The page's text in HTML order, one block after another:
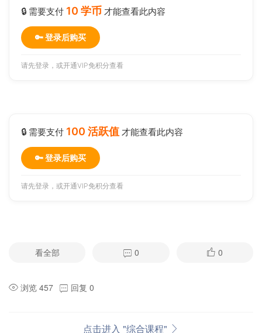
🔒 需要支付 10 学币 才能查看此内容
🔑 登录后购买
请先登录，或开通VIP免积分查看
🔒 需要支付 100 活跃值 才能查看此内容
🔑 登录后购买
请先登录，或开通VIP免积分查看
看全部 0 0
浏览 457 回复 0
点击进入 "综合课程"